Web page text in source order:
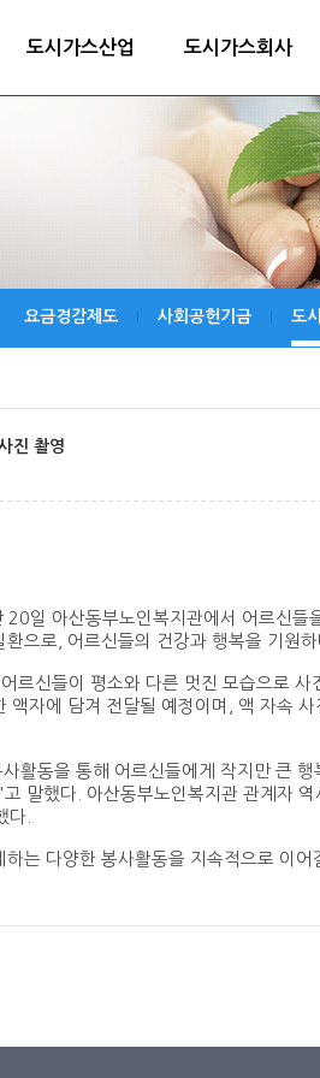
도시가스산업 도시가스회사
요금경감제도 사회공헌기금 도
진 촬영
20일 아산동부노인복지관에서 어르신
으로, 어르신들의 건강과 행복을 기원하
르신들이 평소와 다른 멋진 모습으로
액자에 담겨 전달될 예정이며, 액 자속
활동을 통해 어르신들에게 작지만 큰
말했다. 아산동부노인복지관 관계자
다.
는 다양한 봉사활동을 지속적으로 이어